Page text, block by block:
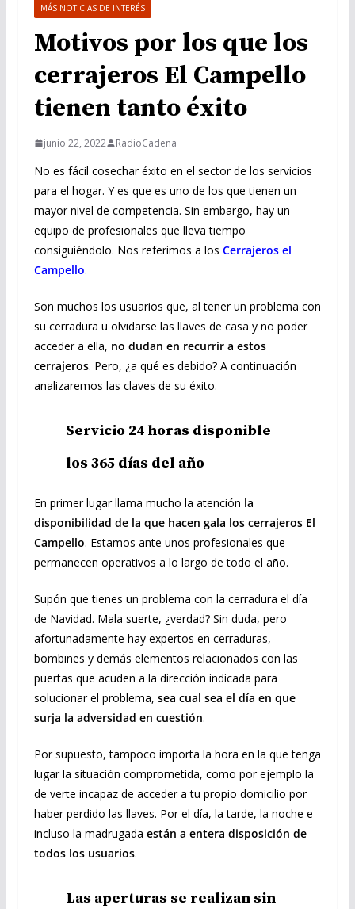
MÁS NOTICIAS DE INTERÉS
Motivos por los que los
cerrajeros El Campello
tienen tanto éxito
junio 22, 2022 RadioCadena
No es fácil cosechar éxito en el sector de los servicios
para el hogar. Y es que es uno de los que tienen un
mayor nivel de competencia. Sin embargo, hay un
equipo de profesionales que lleva tiempo
consiguiéndolo. Nos referimos a los Cerrajeros el
Campello.
Son muchos los usuarios que, al tener un problema con
su cerradura u olvidarse las llaves de casa y no poder
acceder a ella, no dudan en recurrir a estos
cerrajeros. Pero, ¿a qué es debido? A continuación
analizaremos las claves de su éxito.
Servicio 24 horas disponible
los 365 días del año
En primer lugar llama mucho la atención la
disponibilidad de la que hacen gala los cerrajeros El
Campello. Estamos ante unos profesionales que
permanecen operativos a lo largo de todo el año.
Supón que tienes un problema con la cerradura el día
de Navidad. Mala suerte, ¿verdad? Sin duda, pero
afortunadamente hay expertos en cerraduras,
bombines y demás elementos relacionados con las
puertas que acuden a la dirección indicada para
solucionar el problema, sea cual sea el día en que
surja la adversidad en cuestión.
Por supuesto, tampoco importa la hora en la que tenga
lugar la situación comprometida, como por ejemplo la
de verte incapaz de acceder a tu propio domicilio por
haber perdido las llaves. Por el día, la tarde, la noche e
incluso la madrugada están a entera disposición de
todos los usuarios.
Las aperturas se realizan sin